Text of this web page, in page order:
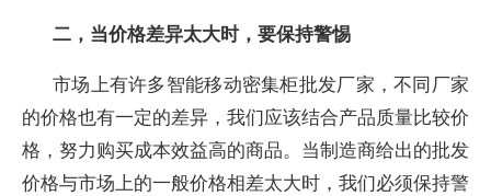
二，当价格差异太大时，要保持警惕
市场上有许多智能移动密集柜批发厂家，不同厂家
的价格也有一定的差异，我们应该结合产品质量比较价
格，努力购买成本效益高的商品。当制造商给出的批发
价格与市场上的一般价格相差太大时，我们必须保持警